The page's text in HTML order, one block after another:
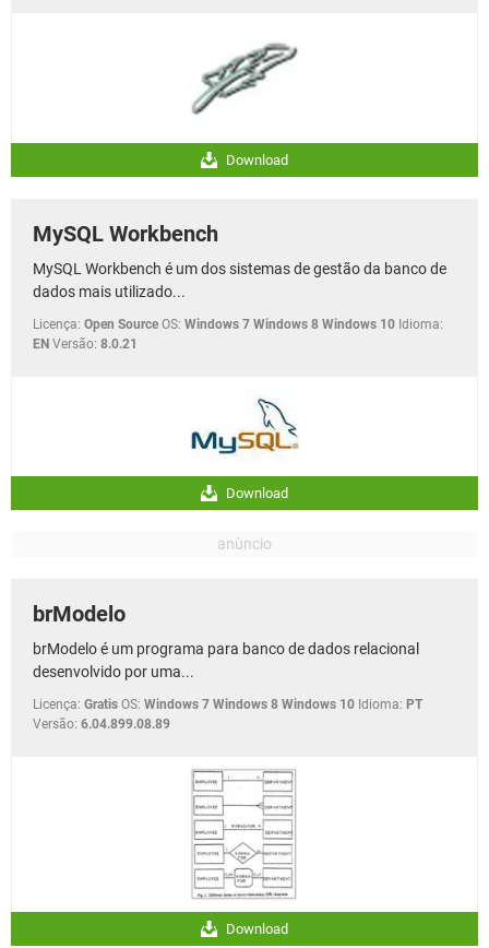
Download
MySQL Workbench
MySQL Workbench é um dos sistemas de gestão da banco de
dados mais utilizado...
Licença: Open Source OS: Windows 7 Windows 8 Windows 10 Idioma:
EN Versão: 8.0.21
Download
brModelo
brModelo é um programa para banco de dados relacional
desenvolvido por uma...
Licença: Gratis OS: Windows 7 Windows 8 Windows 10 Idioma: PT
Versão: 6.04.899.08.89
Download